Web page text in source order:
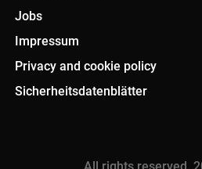
Jobs
Impressum
Privacy and cookie policy
Sicherheitsdatenblätter